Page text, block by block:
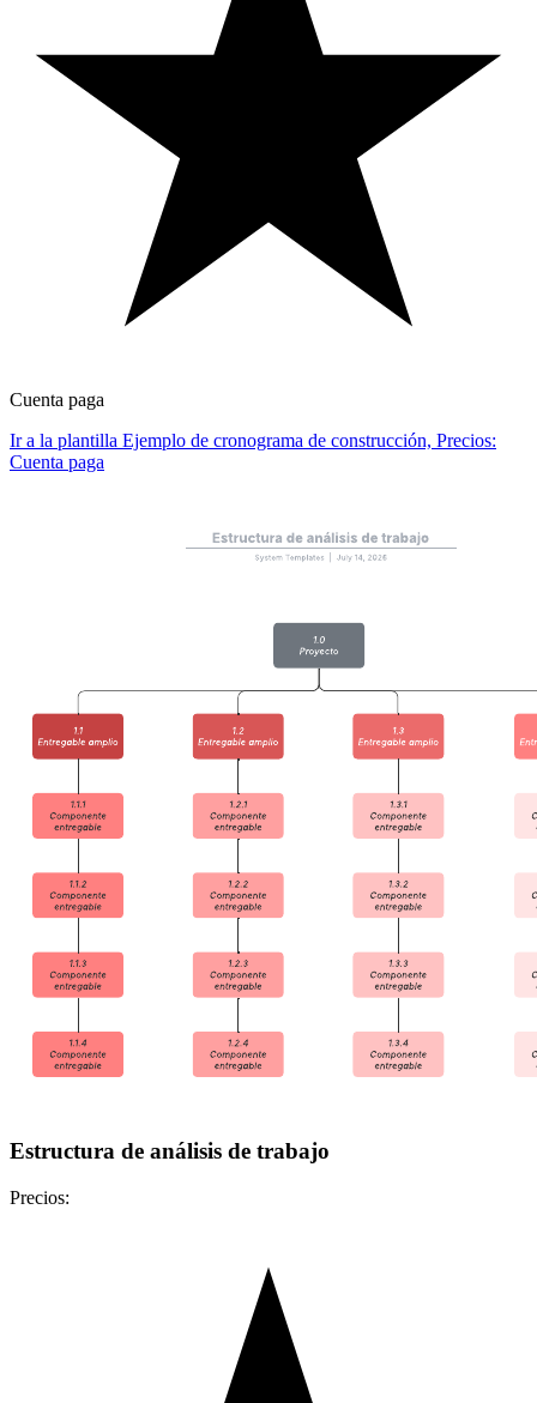
Cuenta paga
Ir a la plantilla Ejemplo de cronograma de construcción, Precios:
Cuenta paga
Estructura de análisis de trabajo
Precios: